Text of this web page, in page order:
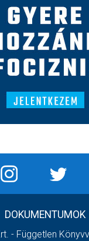
DOKUMENTUMOK
- Független